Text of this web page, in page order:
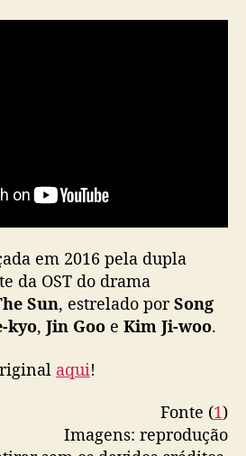
a
L
o
v
e
i
em 2016 pela dupla
da OST do drama
Sun, estrelado porSong
kyo, Jin Goo e Kim Ji-woo.
aqui!
Fonte (1)
Imagens: reprodução